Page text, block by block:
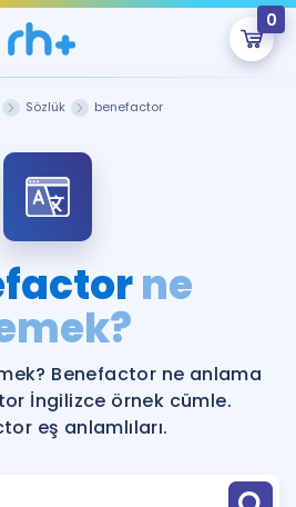
0
Hatırlamıyorum
Şu An Boş.
hazırlayacak onlarca eğitim seni
bekliyor!
İngilizce Gramer
Sözlük benefactor
ne
Benefactor ne anlama
İngilizce örnek cümle.
eş anlamlıları.